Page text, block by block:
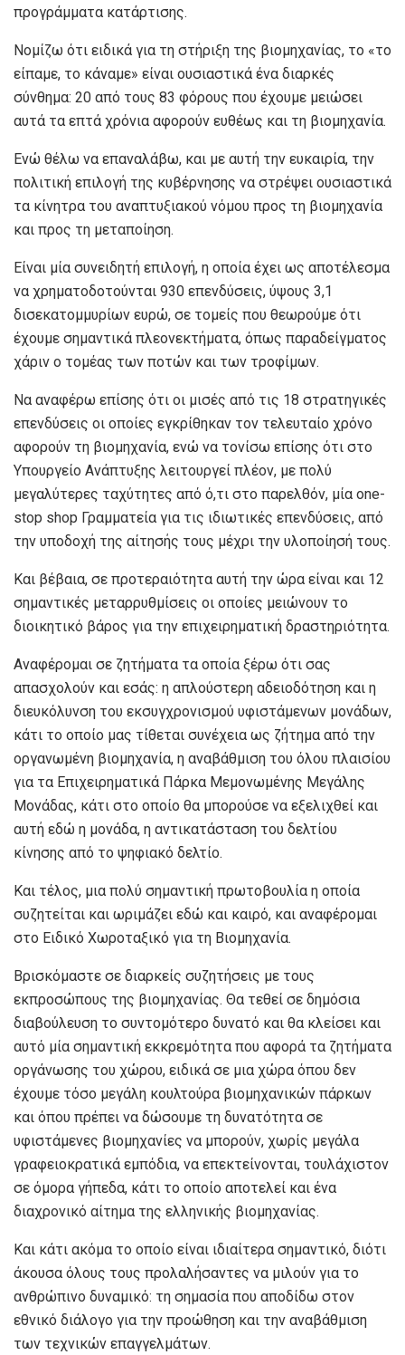
προγράμματα κατάρτισης.
Νομίζω ότι ειδικά για τη στήριξη της βιομηχανίας, το «το
είπαμε, το κάναμε» είναι ουσιαστικά ένα διαρκές
σύνθημα: 20 από τους 83 φόρους που έχουμε μειώσει
αυτά τα επτά χρόνια αφορούν ευθέως και τη βιομηχανία.
Ενώ θέλω να επαναλάβω, και με αυτή την ευκαιρία, την
πολιτική επιλογή της κυβέρνησης να στρέψει ουσιαστικά
τα κίνητρα του αναπτυξιακού νόμου προς τη βιομηχανία
και προς τη μεταποίηση.
Είναι μία συνειδητή επιλογή, η οποία έχει ως αποτέλεσμα
να χρηματοδοτούνται 930 επενδύσεις, ύψους 3,1
δισεκατομμυρίων ευρώ, σε τομείς που θεωρούμε ότι
έχουμε σημαντικά πλεονεκτήματα, όπως παραδείγματος
χάριν ο τομέας των ποτών και των τροφίμων.
Να αναφέρω επίσης ότι οι μισές από τις 18 στρατηγικές
επενδύσεις οι οποίες εγκρίθηκαν τον τελευταίο χρόνο
αφορούν τη βιομηχανία, ενώ να τονίσω επίσης ότι στο
Υπουργείο Ανάπτυξης λειτουργεί πλέον, με πολύ
μεγαλύτερες ταχύτητες από ό,τι στο παρελθόν, μία one-
stop shop Γραμματεία για τις ιδιωτικές επενδύσεις, από
την υποδοχή της αίτησής τους μέχρι την υλοποίησή τους.
Και βέβαια, σε προτεραιότητα αυτή την ώρα είναι και 12
σημαντικές μεταρρυθμίσεις οι οποίες μειώνουν το
διοικητικό βάρος για την επιχειρηματική δραστηριότητα.
Αναφέρομαι σε ζητήματα τα οποία ξέρω ότι σας
απασχολούν και εσάς: η απλούστερη αδειοδότηση και η
διευκόλυνση του εκσυγχρονισμού υφιστάμενων μονάδων,
κάτι το οποίο μας τίθεται συνέχεια ως ζήτημα από την
οργανωμένη βιομηχανία, η αναβάθμιση του όλου πλαισίου
για τα Επιχειρηματικά Πάρκα Μεμονωμένης Μεγάλης
Μονάδας, κάτι στο οποίο θα μπορούσε να εξελιχθεί και
αυτή εδώ η μονάδα, η αντικατάσταση του δελτίου
κίνησης από το ψηφιακό δελτίο.
Και τέλος, μια πολύ σημαντική πρωτοβουλία η οποία
συζητείται και ωριμάζει εδώ και καιρό, και αναφέρομαι
στο Ειδικό Χωροταξικό για τη Βιομηχανία.
Βρισκόμαστε σε διαρκείς συζητήσεις με τους
εκπροσώπους της βιομηχανίας. Θα τεθεί σε δημόσια
διαβούλευση το συντομότερο δυνατό και θα κλείσει και
αυτό μία σημαντική εκκρεμότητα που αφορά τα ζητήματα
οργάνωσης του χώρου, ειδικά σε μια χώρα όπου δεν
έχουμε τόσο μεγάλη κουλτούρα βιομηχανικών πάρκων
και όπου πρέπει να δώσουμε τη δυνατότητα σε
υφιστάμενες βιομηχανίες να μπορούν, χωρίς μεγάλα
γραφειοκρατικά εμπόδια, να επεκτείνονται, τουλάχιστον
σε όμορα γήπεδα, κάτι το οποίο αποτελεί και ένα
διαχρονικό αίτημα της ελληνικής βιομηχανίας.
Και κάτι ακόμα το οποίο είναι ιδιαίτερα σημαντικό, διότι
άκουσα όλους τους προλαλήσαντες να μιλούν για το
ανθρώπινο δυναμικό: τη σημασία που αποδίδω στον
εθνικό διάλογο για την προώθηση και την αναβάθμιση
των τεχνικών επαγγελμάτων.